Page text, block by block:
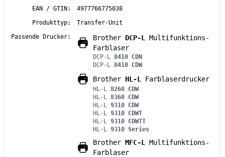
EAN / GTIN:
4977766775038
Produkttyp:
Transfer-Unit
Passende Drucker:
Brother DCP-L
Multifunktions-
Farblaser
DCP-L
8410 CDN
DCP-L
8410 CDW
Brother HL-L Farblaserdrucker
HL-L
8260 CDW
HL-L
8360 CDW
HL-L
9310 CDW
HL-L
9310 CDWT
HL-L
9310 CDWTT
HL-L
9310 Series
Brother MFC-L
Multifunktions-
Farblaser